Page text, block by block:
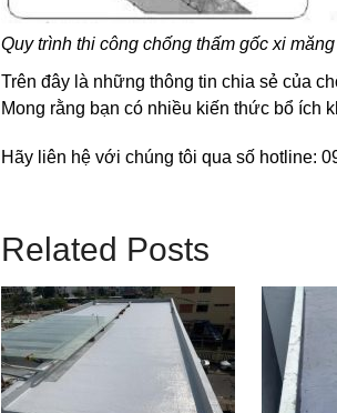
Quy trình thi công chống thấm gốc xi măng
Trên đây là những thông tin chia sẻ của
Mong rằng bạn có nhiều kiến thức bổ ích
Hãy liên hệ với chúng tôi qua số hotline:
Related Posts